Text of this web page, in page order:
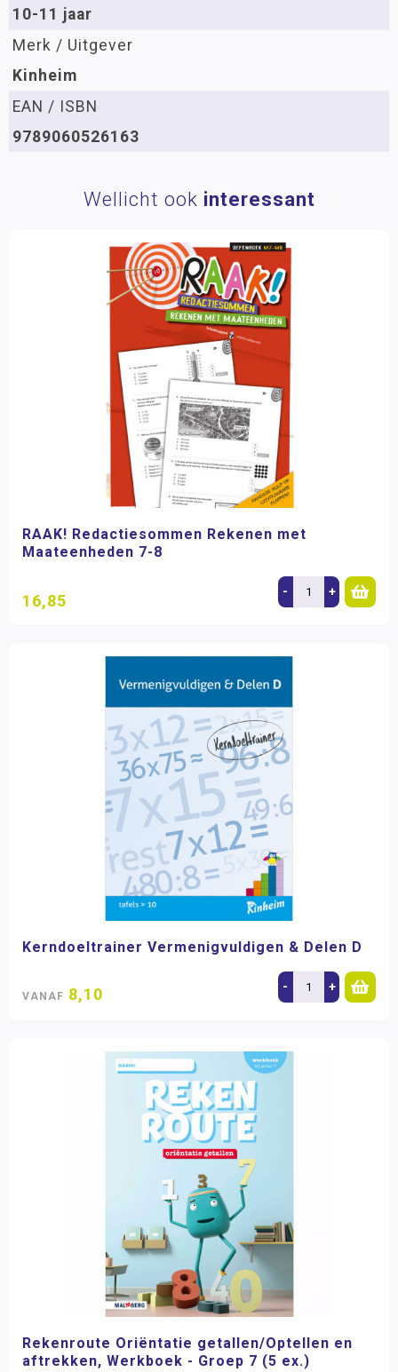
10-11 jaar
Merk / Uitgever
Kinheim
EAN / ISBN
9789060526163
Wellicht ook interessant
RAAK! Redactiesommen Rekenen met
Maateenheden 7-8
16,85 - +
Kerndoeltrainer Vermenigvuldigen & Delen D
VANAF 8,10 - +
Rekenroute Oriëntatie getallen/Optellen en
aftrekken, Werkboek - Groep 7 (5 ex.)